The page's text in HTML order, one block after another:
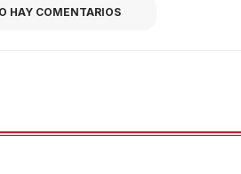
HAY COMENTARIOS